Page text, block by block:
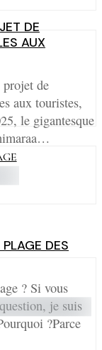
DE
AUX
de
aux touristes,
le gigantesque
DES
? Si vous
je suis
?Parce